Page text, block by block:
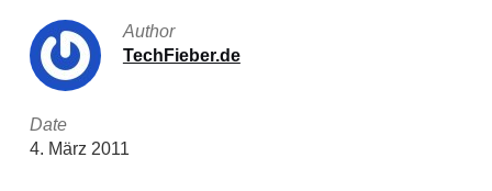
Author
TechFieber.de
Date
4. März 2011